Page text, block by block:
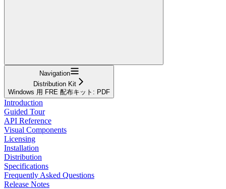
Navigation
Distribution Kit
Windows 用 FRE 配布キット: PDF
Introduction
Guided Tour
API Reference
Visual Components
Licensing
Installation
Distribution
Specifications
Frequently Asked Questions
Release Notes